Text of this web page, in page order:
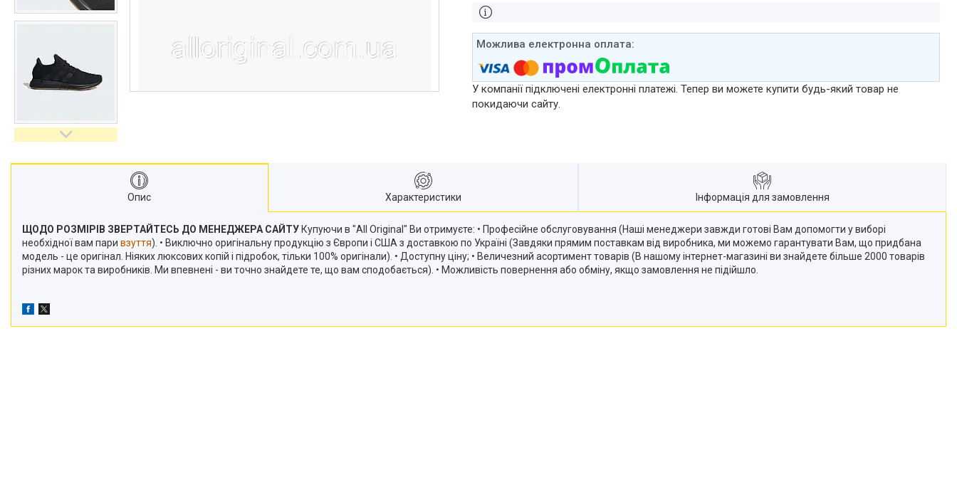
У компанії підключені електронні платежі. Тепер ви можете купити будь-який товар не
покидаючи сайту.
Опис Характеристики Інформація для замовлення
ЩОДО РОЗМІРІВ ЗВЕРТАЙТЕСЬ ДО МЕНЕДЖЕРА САЙТУ Купуючи в "All Original" Ви отримуєте: • Професійне обслуговування (Наші менеджери завжди готові Вам допомогти у виборі
необхідної вам пари взуття). • Виключно оригінальну продукцію з Європи і США з доставкою по Україні (Завдяки прямим поставкам від виробника, ми можемо гарантувати Вам, що придбана
модель - це оригінал. Ніяких люксових копій і підробок, тільки 100% оригінали). • Доступну ціну; • Величезний асортимент товарів (В нашому інтернет-магазині ви знайдете більше 2000 товарів
різних марок та виробників. Ми впевнені - ви точно знайдете те, що вам сподобається). • Можливість повернення або обміну, якщо замовлення не підійшло.